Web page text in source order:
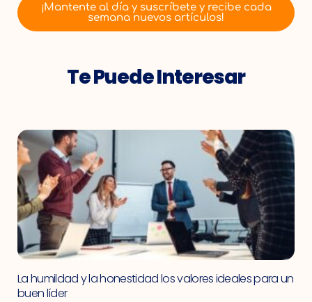
¡Mantente al día y suscríbete y recibe cada
semana nuevos artículos!
Te Puede Interesar
La humildad y la honestidad los valores ideales para un
buen líder